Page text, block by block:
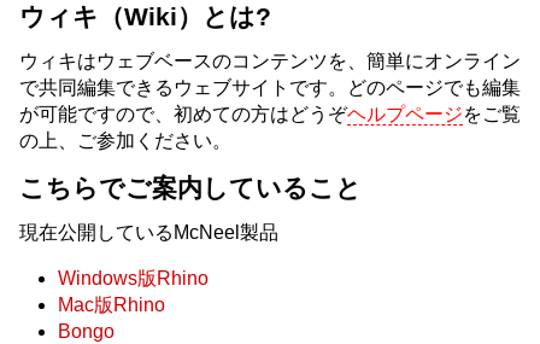
ウィキ（Wiki）とは?
ウィキはウェブベースのコンテンツを、簡単にオンライン
で共同編集できるウェブサイトです。どのページでも編集
が可能ですので、初めての方はどうぞヘルプページをご覧
の上、ご参加ください。
こちらでご案内していること
現在公開しているMcNeel製品
Windows版Rhino
Mac版Rhino
Bongo